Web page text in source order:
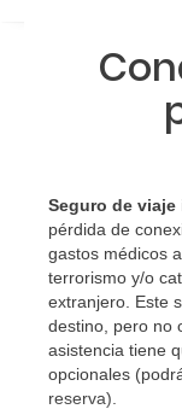
quiero al hacer
Si tengo los
¿Incluye algún
¿Cuáles son
reservas de
¿Cuáles son los
país si viajo a
Seguro de
pérdida de
gastos médicos
terrorismo y/o
extranjero. Este
destino, pero no
asistencia tiene
opcionales
reserva)